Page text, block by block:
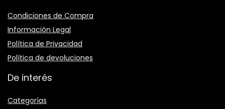
Condiciones de Compra
Información Legal
Política de Privacidad
Política de devoluciones
De interés
Categorías